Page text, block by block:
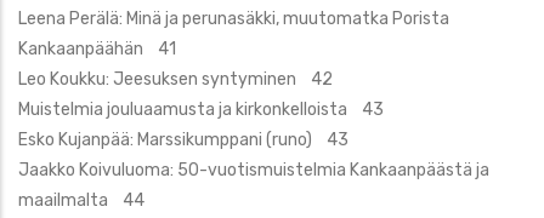
Leena Perälä: Minä ja perunasäkki, muutomatka Porista
Kankaanpäähän 41
Leo Koukku: Jeesuksen syntyminen 42
Muistelmia jouluaamusta ja kirkonkelloista 43
Esko Kujanpää: Marssikumppani (runo) 43
Jaakko Koivuluoma: 50-vuotismuistelmia Kankaanpäästä ja
maailmalta 44